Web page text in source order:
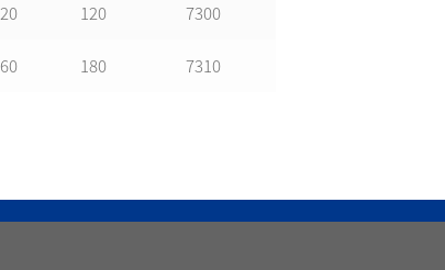
20 120 7300
60 180 7310